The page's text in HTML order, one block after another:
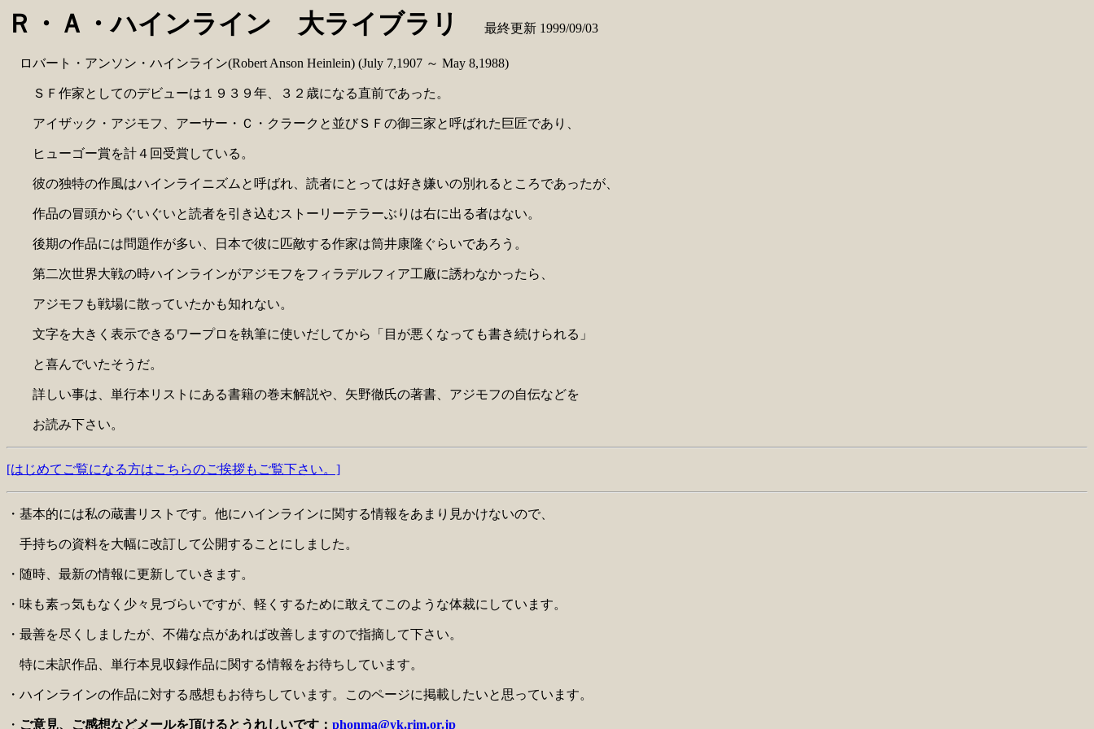
Ｒ・Ａ・ハインライン 大ライブラリ 最終更新 1999/09/03
ロバート・アンソン・ハインライン(Robert Anson Heinlein) (July 7,1907 ～ May 8,1988)
ＳＦ作家としてのデビューは１９３９年、３２歳になる直前であった。
アイザック・アジモフ、アーサー・Ｃ・クラークと並びＳＦの御三家と呼ばれた巨匠であり、
ヒューゴー賞を計４回受賞している。
彼の独特の作風はハインライニズムと呼ばれ、読者にとっては好き嫌いの別れるところであったが、
作品の冒頭からぐいぐいと読者を引き込むストーリーテラーぶりは右に出る者はない。
後期の作品には問題作が多い、日本で彼に匹敵する作家は筒井康隆ぐらいであろう。
第二次世界大戦の時ハインラインがアジモフをフィラデルフィア工廠に誘わなかったら、
アジモフも戦場に散っていたかも知れない。
文字を大きく表示できるワープロを執筆に使いだしてから「目が悪くなっても書き続けられる」
と喜んでいたそうだ。
詳しい事は、単行本リストにある書籍の巻末解説や、矢野徹氏の著書、アジモフの自伝などを
お読み下さい。
[はじめてご覧になる方はこちらのご挨拶もご覧下さい。]
・基本的には私の蔵書リストです。他にハインラインに関する情報をあまり見かけないので、
手持ちの資料を大幅に改訂して公開することにしました。
・随時、最新の情報に更新していきます。
・味も素っ気もなく少々見づらいですが、軽くするために敢えてこのような体裁にしています。
・最善を尽くしましたが、不備な点があれば改善しますので指摘して下さい。
特に未訳作品、単行本見収録作品に関する情報をお待ちしています。
・ハインラインの作品に対する感想もお待ちしています。このページに掲載したいと思っています。
・ ご意見、ご感想などメールを頂けるとうれしいです： phonma@yk.rim.or.jp